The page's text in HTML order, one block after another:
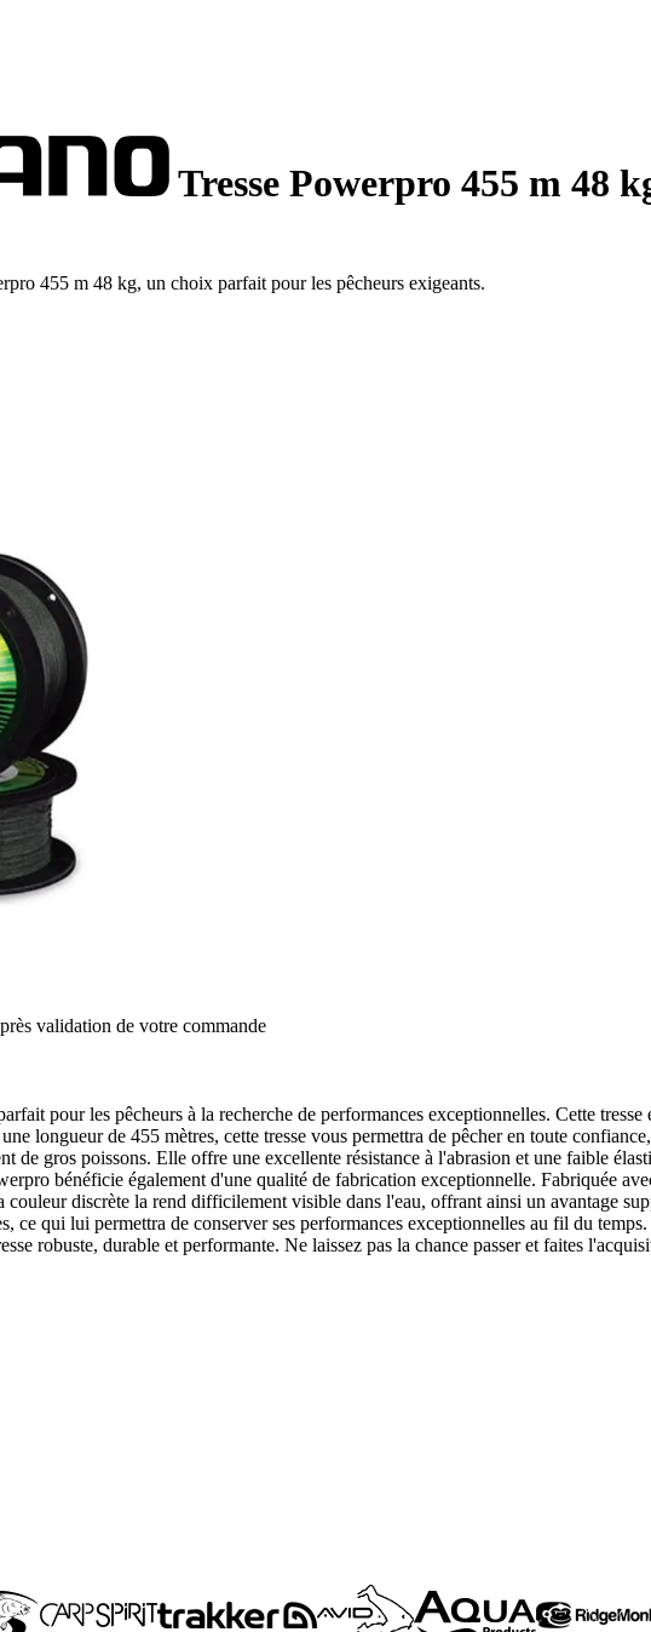
Tresse Powerpro 455 m 48
455 m 48 kg, un choix parfait pour les pêcheurs exigeants.
validation de votre commande
pour les pêcheurs à la recherche de performances exceptionnelles. Cette
longueur de 455 mètres, cette tresse vous permettra de pêcher en toute
de gros poissons. Elle offre une excellente résistance à l'abrasion et une faible
bénéficie également d'une qualité de fabrication exceptionnelle. Fabriquée
discrète la rend difficilement visible dans l'eau, offrant ainsi un avantage
ce qui lui permettra de conserver ses performances exceptionnelles au fil du
robuste, durable et performante. Ne laissez pas la chance passer et faites